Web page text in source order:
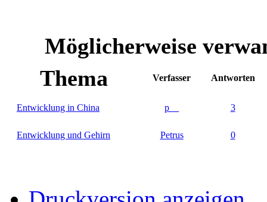
Möglicherweise
Thema
Verfasser Antworten
Entwicklung in China p__ 3
Entwicklung und Gehirn Petrus 0